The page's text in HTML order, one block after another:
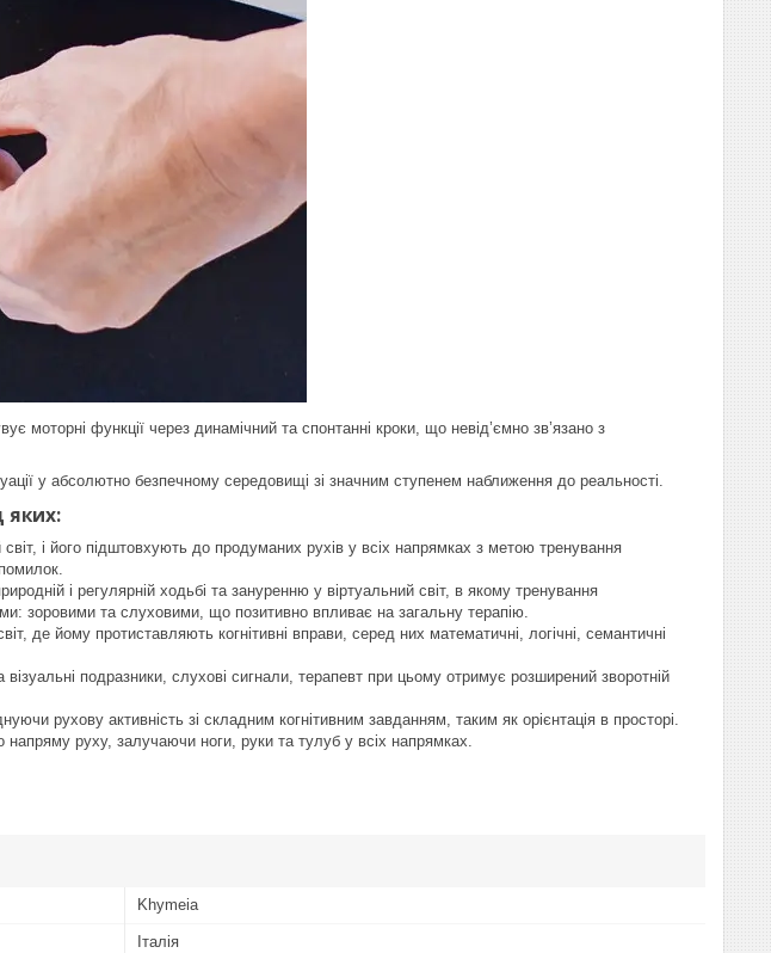
моторні функції через динамічний та спонтанні кроки, що невід’ємно зв’язано з
у абсолютно безпечному середовищі зі значним ступенем наближення до реальності.
яких:
і його підштовхують до продуманих рухів у всіх напрямках з метою тренування
і регулярній ходьбі та зануренню у віртуальний світ, в якому тренування
зоровими та слуховими, що позитивно впливає на загальну терапію.
де йому протиставляють когнітивні вправи, серед них математичні, логічні, семантичні
подразники, слухові сигнали, терапевт при цьому отримує розширений зворотній
рухову активність зі складним когнітивним завданням, таким як орієнтація в просторі.
руху, залучаючи ноги, руки та тулуб у всіх напрямках.
Khymeia
Італія